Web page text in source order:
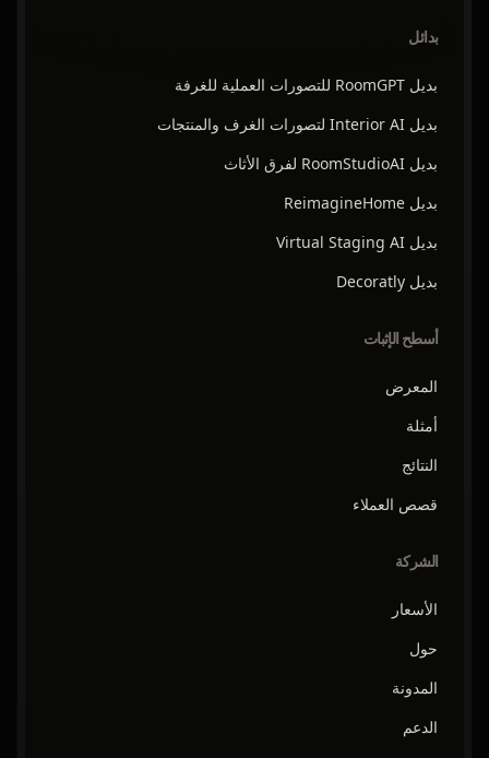
بدائل
بديل RoomGPT للتصورات العملية للغرفة
بديل Interior AI لتصورات الغرف والمنتجات
بديل RoomStudioAI لفرق الأثاث
بديل ReimagineHome
بديل Virtual Staging AI
بديل Decoratly
أسطح الإثبات
المعرض
أمثلة
النتائج
قصص العملاء
الشركة
الأسعار
حول
المدونة
الدعم